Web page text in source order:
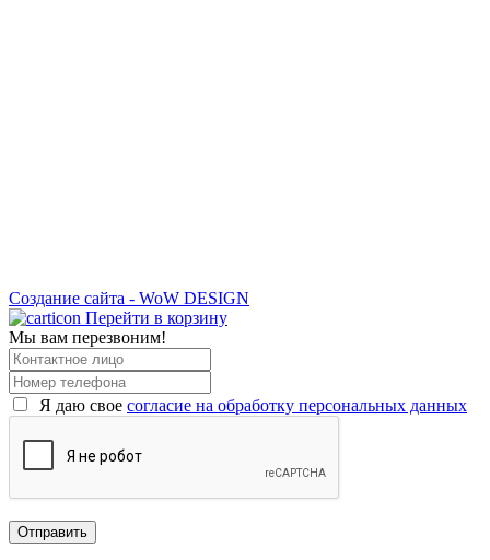
Создание сайта - WoW DESIGN
Перейти в корзину
Мы вам перезвоним!
Я даю свое согласие на обработку персональных данных